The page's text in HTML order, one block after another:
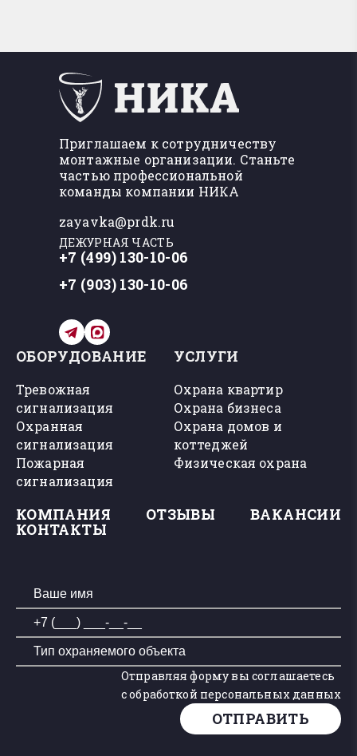
Приглашаем к сотрудничеству
монтажные организации. Станьте
частью профессиональной
команды компании НИКА
zayavka@prdk.ru
ДЕЖУРНАЯ ЧАСТЬ
+7 (499) 130-10-06
+7 (903) 130-10-06
ОБОРУДОВАНИЕ
Тревожная
сигнализация
Охранная
сигнализация
Пожарная
сигнализация
УСЛУГИ
Охрана квартир
Охрана бизнеса
Охрана домов и
коттеджей
Физическая охрана
КОМПАНИЯ ОТЗЫВЫ ВАКАНСИИ
КОНТАКТЫ
Отправляя форму вы соглашаетесь
с обработкой персональных данных
ОТПРАВИТЬ